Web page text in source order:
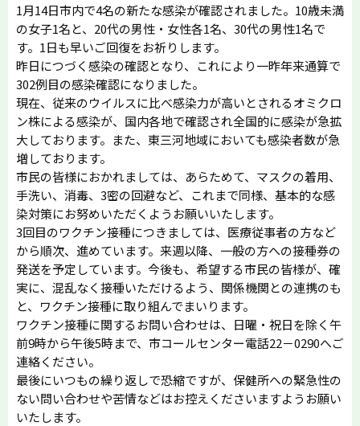
1月14日市内で4名の新たな感染が確認されました。10歳未満
の女子1名と、20代の男性・女性各1名、30代の男性1名で
す。1日も早いご回復をお祈りします。
昨日につづく感染の確認となり、これにより一昨年来通算で
302例目の感染確認になりました。
現在、従来のウイルスに比べ感染力が高いとされるオミクロ
ン株による感染が、国内各地で確認され全国的に感染が急拡
大しております。また、東三河地域においても感染者数が急
増しております。
市民の皆様におかれましては、あらためて、マスクの着用、
手洗い、消毒、3密の回避など、これまで同様、基本的な感
染対策にお努めいただくようお願いいたします。
3回目のワクチン接種につきましては、医療従事者の方など
から順次、進めています。来週以降、一般の方への接種券の
発送を予定しています。今後も、希望する市民の皆様が、確
実に、混乱なく接種いただけるよう、関係機関との連携のも
と、ワクチン接種に取り組んでまいります。
ワクチン接種に関するお問い合わせは、日曜・祝日を除く午
前9時から午後5時まで、市コールセンター電話22－0290へご
連絡ください。
最後にいつもの繰り返しで恐縮ですが、保健所への緊急性の
ない問い合わせや苦情などはお控えくださいますようお願い
いたします。